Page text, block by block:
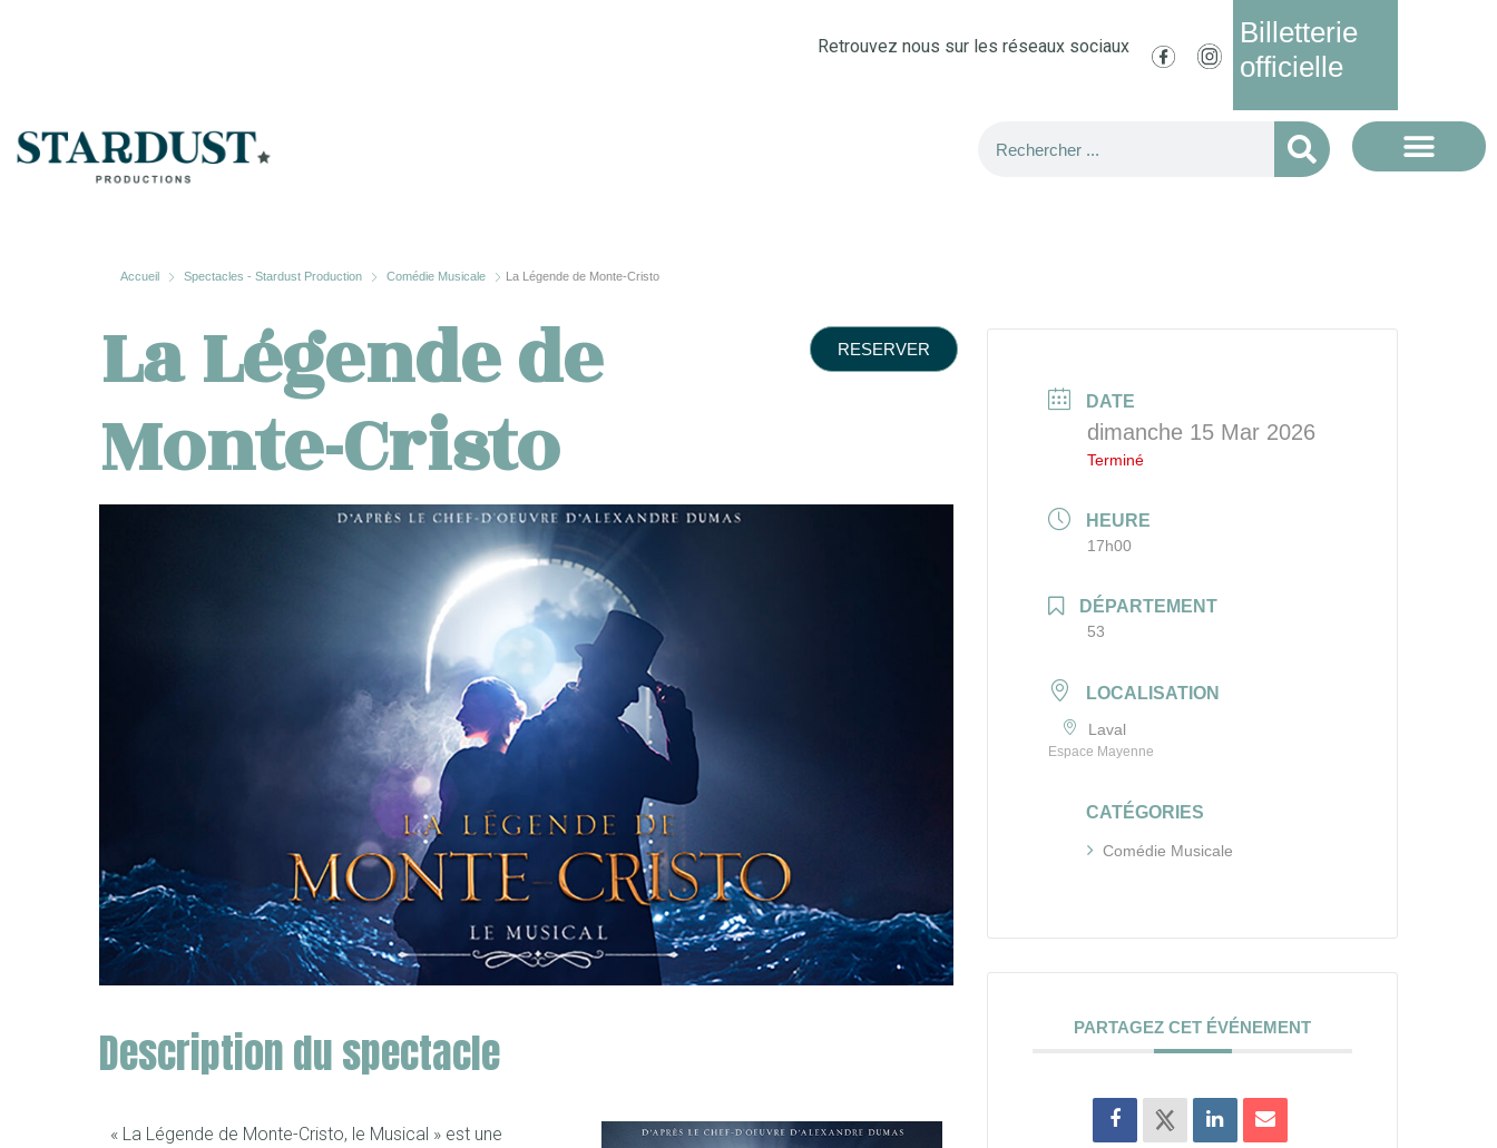
Retrouvez nous sur les réseaux sociaux
Billetterie
officielle
Accueil Spectacles - Stardust Production Comédie Musicale La Légende de Monte-Cristo
La Légende de
Monte-Cristo
RESERVER
Description du spectacle
« La Légende de Monte-Cristo, le Musical » est une
DATE
dimanche 15 Mar 2026
Terminé
HEURE
17h00
DÉPARTEMENT
53
LOCALISATION
Laval
Espace Mayenne
CATÉGORIES
Comédie Musicale
PARTAGEZ CET ÉVÉNEMENT